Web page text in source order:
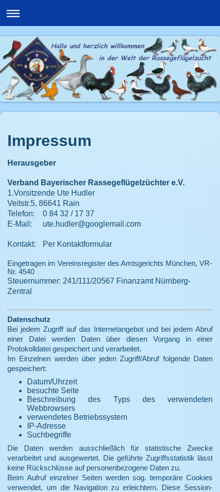
Impressum
Herausgeber
Verband Bayerischer Rassegeflügelzüchter e.V.
1.Vorsitzende Ute Hudler
Veitstr.5, 86641 Rain
Telefon:
E-Mail:
Kontakt:
0 84 32 / 17 37
ute.hudler@googlemail.com
Per Kontaktformular
Eingetragen im Vereinsregister des Amtsgerichts München, VR-
Nr. 4540
Steuernummer: 241/111/20567 Finanzamt Nürnberg-
Zentral
Datenschutz
Bei jedem Zugriff auf das Internetangebot und bei jedem Abruf
einer Datei werden Daten über diesen Vorgang in einer
Protokolldatei gespeichert und verarbeitet.
Im Einzelnen werden über jeden Zugriff/Abruf folgende Daten
gespeichert:
Datum/Uhrzeit
besuchte Seite
Beschreibung des Typs des verwendeten
Webbrowsers
verwendetes Betriebssystem
IP-Adresse
Suchbegriffe
Die Daten werden ausschließlich für statistische Zwecke
verarbeitet und ausgewertet. Die geführte Zugriffsstatistik lässt
keine Rückschlüsse auf personenbezogene Daten zu.
Beim Aufruf einzelner Seiten werden sog. temporäre Cookies
verwendet, um die Navigation zu erleichtern. Diese Session-